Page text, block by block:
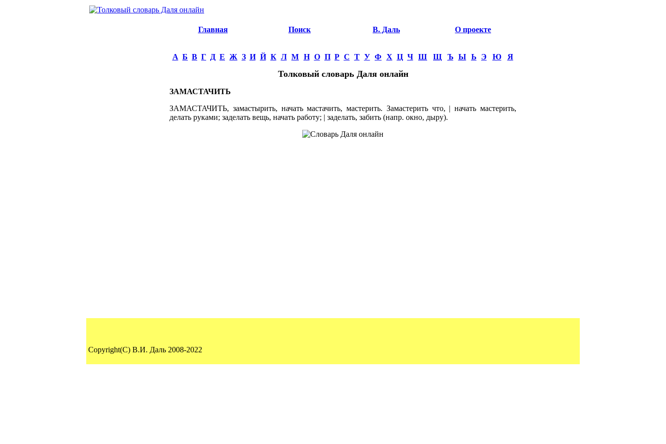
Главная Поиск В. Даль О проекте
А Б В Г Д Е Ж З И Й К Л М Н О П Р С Т У Ф Х Ц Ч Ш Щ Ъ Ы Ь Э Ю Я
Толковый словарь Даля онлайн
ЗАМАСТАЧИТЬ
ЗАМАСТАЧИТЬ, замастырить, начать мастачить, мастерить. Замастерить что, | начать мастерить,
делать руками; заделать вещь, начать работу; | заделать, забить (напр. окно, дыру).
Copyright(C) В.И. Даль 2008-2022